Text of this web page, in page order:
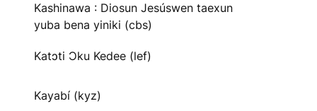
Kashinawa : Diosun Jesúswen taexun
yuba bena yiniki (cbs)
Katɔti Ɔku Kedee (lef)
Kayabí (kyz)